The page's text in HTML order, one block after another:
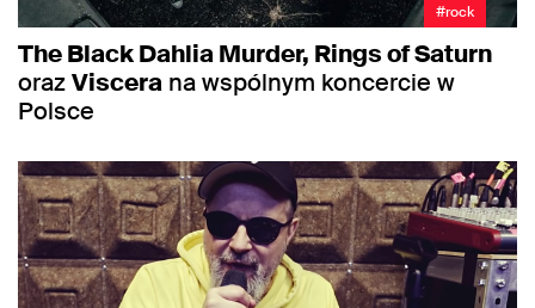
#rock
The Black Dahlia Murder, Rings of Saturn
orazViscera na wspólnym koncercie w
Polsce